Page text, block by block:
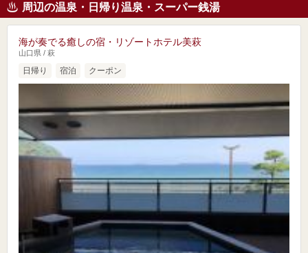
周辺の温泉・日帰り温泉・スーパー銭湯
海が奏でる癒しの宿・リゾートホテル美萩
山口県 / 萩
日帰り 宿泊 クーポン